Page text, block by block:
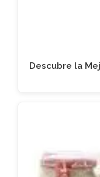
Descubre la